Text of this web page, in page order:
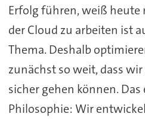
Erfolg führen, weiß
der Cloud zu arbeiten ist
Thema. Deshalb
zunächst so weit, dass
sicher gehen können.
Philosophie: Wir